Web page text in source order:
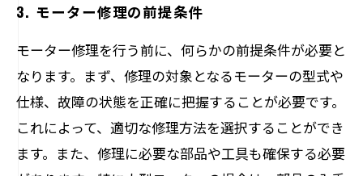
3. モーター修理の前提条件
モーター修理を行う前に、何らかの前提条件が必要と
なります。まず、修理の対象となるモーターの型式や
仕様、故障の状態を正確に把握することが必要です。
これによって、適切な修理方法を選択することができ
ます。また、修理に必要な部品や工具も確保する必要